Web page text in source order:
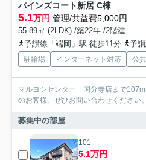
パインズコート新居 C棟
5.1万円 管理/共益費5,000円
55.89㎡ (2LDK) /築22年 /2階建
予讃線「端岡」駅 徒歩11分
予
駐輪場 インターネット対応 公
マルヨシセンター 国分寺店まで
のお客様、ぜひお問い合わせください
募集中の部屋
101
5.1万円